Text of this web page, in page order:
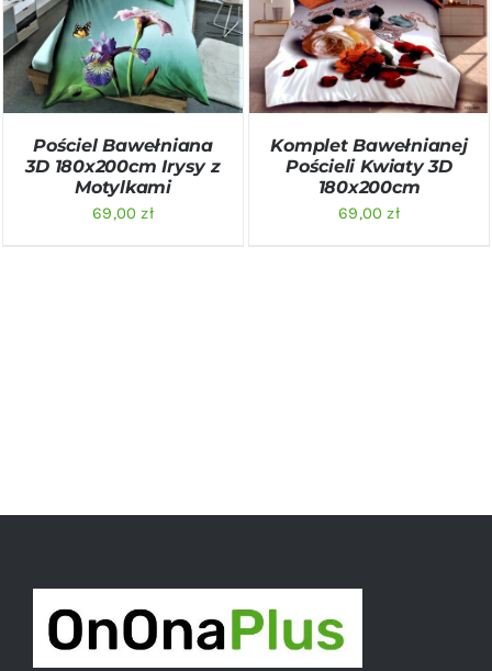
DODAJ DO KOSZYKA
/
SZCZEGÓŁY
Pościel Bawełniana
3D 180x200cm Irysy z
Motylkami
69,00zł
DODAJ DO KOSZYKA
/
SZCZEGÓŁY
Komplet Bawełnianej
Pościeli Kwiaty 3D
180x200cm
69,00zł